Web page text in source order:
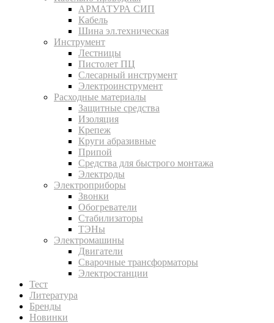
АРМАТУРА СИП
Кабель
Шина эл.техническая
Инструмент
Лестницы
Пистолет ПЦ
Слесарный инструмент
Электроинструмент
Расходные материалы
Защитные средства
Изоляция
Крепеж
Круги абразивные
Припой
Средства для быстрого монтажа
Электроды
Электроприборы
Звонки
Обогреватели
Стабилизаторы
ТЭНы
Электромашины
Двигатели
Сварочные трансформаторы
Электростанции
Тест
Литература
Бренды
Новинки